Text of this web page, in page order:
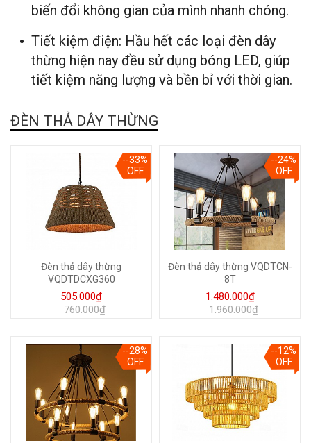
biến đổi không gian của mình nhanh chóng.
Tiết kiệm điện: Hầu hết các loại đèn dây
thừng hiện nay đều sử dụng bóng LED, giúp
tiết kiệm năng lượng và bền bỉ với thời gian.
ĐÈN THẢ DÂY THỪNG
--33%
OFF
Đèn thả dây thừng
VQDTDCXG360
505.000₫
760.000₫
--24%
OFF
Đèn thả dây thừng VQDTCN-
8T
1.480.000₫
1.960.000₫
--28%
OFF
--12%
OFF